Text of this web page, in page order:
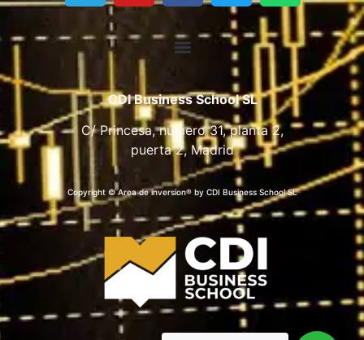
CDI Business School SL
C/ Princesa, número 31, planta 2,
puerta 2, Madrid
Copyright © Area de inversion® by CDI Business School SL